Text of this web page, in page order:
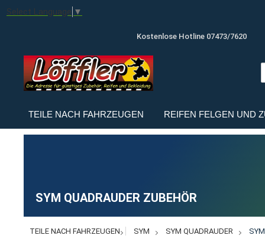
Select Language ▼
Kostenlose Hotline 07473/7620
TEILE NACH FAHRZEUGEN REIFEN FELGEN UND
SYM QUADRAUDER ZUBEHÖR
TEILE NACH FAHRZEUGEN SYM SYM QUADRAUDER